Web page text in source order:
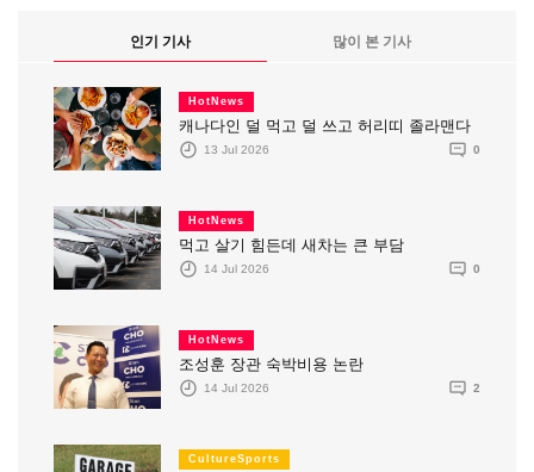
인기 기사 많이 본 기사
HotNews
캐나다인 덜 먹고 덜 쓰고 허리띠 졸라맨다
13 Jul 2026 0
HotNews
먹고 살기 힘든데 새차는 큰 부담
14 Jul 2026 0
HotNews
조성훈 장관 숙박비용 논란
14 Jul 2026 2
CultureSports